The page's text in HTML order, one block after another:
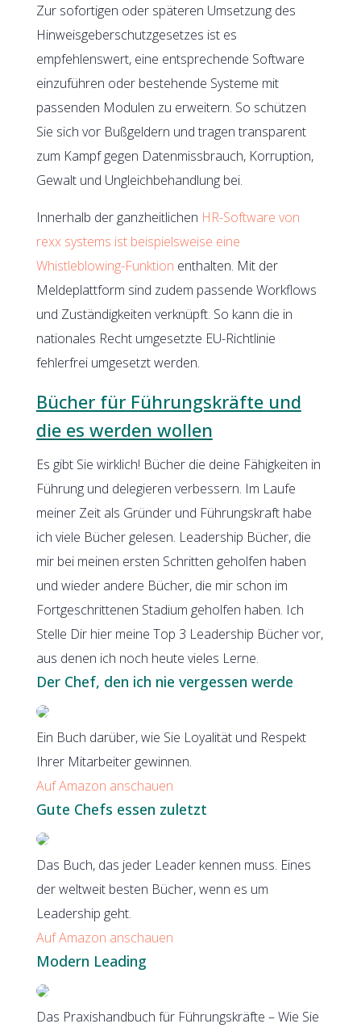
Zur sofortigen oder späteren Umsetzung des
Hinweisgeberschutzgesetzes ist es
empfehlenswert, eine entsprechende Software
einzuführen oder bestehende Systeme mit
passenden Modulen zu erweitern. So schützen
Sie sich vor Bußgeldern und tragen transparent
zum Kampf gegen Datenmissbrauch, Korruption,
Gewalt und Ungleichbehandlung bei.
Innerhalb der ganzheitlichen HR-Software von
rexx systems ist beispielsweise eine
Whistleblowing-Funktion enthalten. Mit der
Meldeplattform sind zudem passende Workflows
und Zuständigkeiten verknüpft. So kann die in
nationales Recht umgesetzte EU-Richtlinie
fehlerfrei umgesetzt werden.
Bücher für Führungskräfte und
die es werden wollen
Es gibt Sie wirklich! Bücher die deine Fähigkeiten in
Führung und delegieren verbessern. Im Laufe
meiner Zeit als Gründer und Führungskraft habe
ich viele Bücher gelesen. Leadership Bücher, die
mir bei meinen ersten Schritten geholfen haben
und wieder andere Bücher, die mir schon im
Fortgeschrittenen Stadium geholfen haben. Ich
Stelle Dir hier meine Top 3 Leadership Bücher vor,
aus denen ich noch heute vieles Lerne.
Der Chef, den ich nie vergessen werde
Ein Buch darüber, wie Sie Loyalität und Respekt
Ihrer Mitarbeiter gewinnen.
Auf Amazon anschauen
Gute Chefs essen zuletzt
Das Buch, das jeder Leader kennen muss. Eines
der weltweit besten Bücher, wenn es um
Leadership geht.
Auf Amazon anschauen
Modern Leading
Das Praxishandbuch für Führungskräfte – Wie Sie